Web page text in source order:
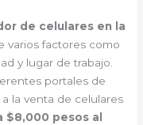
de celulares en la
varios factores como
y lugar de trabajo.
portales de
la venta de celulares
$8,000 pesos al